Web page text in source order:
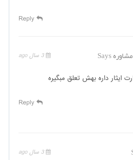
Reply
Says 3 سال ago
ایثار داره بهش تعلق مبگیره
Reply
3 سال ago